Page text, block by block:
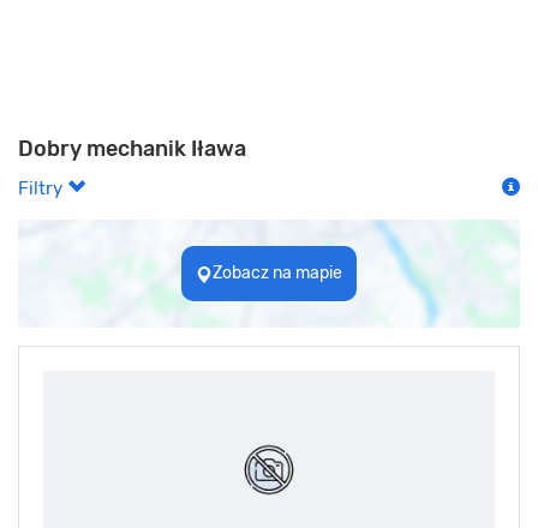
Dobry mechanik Iława
Filtry
Zobacz na mapie